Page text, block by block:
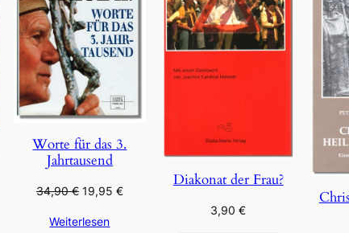
Worte für das 3.
Jahrtausend
34,90€ Ursprünglicher
war:
19,95 €Aktueller
Weiterlesen
Diakonat der Frau?
3,90€